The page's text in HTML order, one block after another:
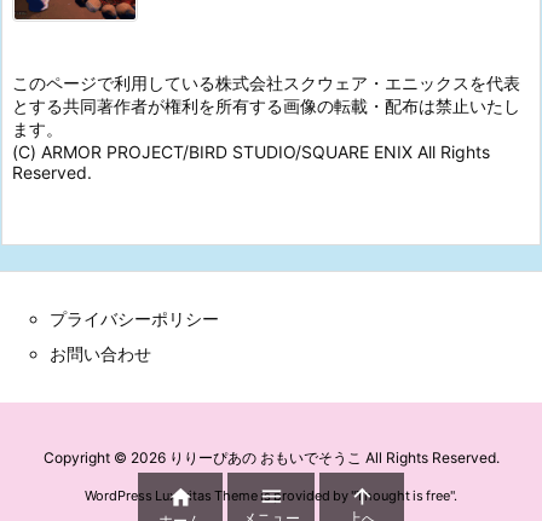
このページで利用している株式会社スクウェア・エニックスを代表
とする共同著作者が権利を所有する画像の転載・配布は禁止いたし
ます。
(C) ARMOR PROJECT/BIRD STUDIO/SQUARE ENIX All Rights
Reserved.
プライバシーポリシー
お問い合わせ
Copyright © 2026 りりーぴあの おもいでそうこ All Rights Reserved.
WordPress Luxeritas Theme is provided by "Thought is free".
 
メニュー

上へ